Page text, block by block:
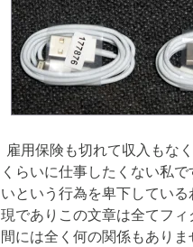
雇用保険も切れて収入もな
くらいに仕事したくない私
いという行為を卑下してい
現でありこの文章は全てフ
間には全く何の関係もありま